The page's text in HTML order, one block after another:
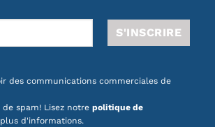
des communications commerciales de
de spam! Lisez notre politique de
d'informations.